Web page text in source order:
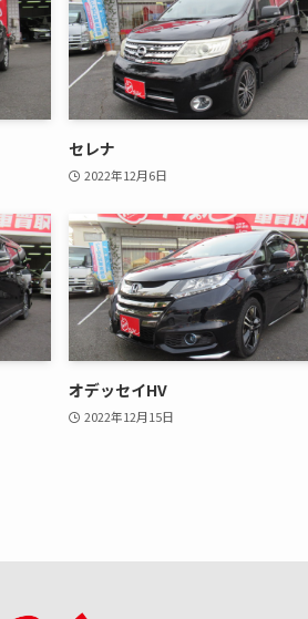
セレナ
2022年12月6日
オデッセイHV
2022年12月15日